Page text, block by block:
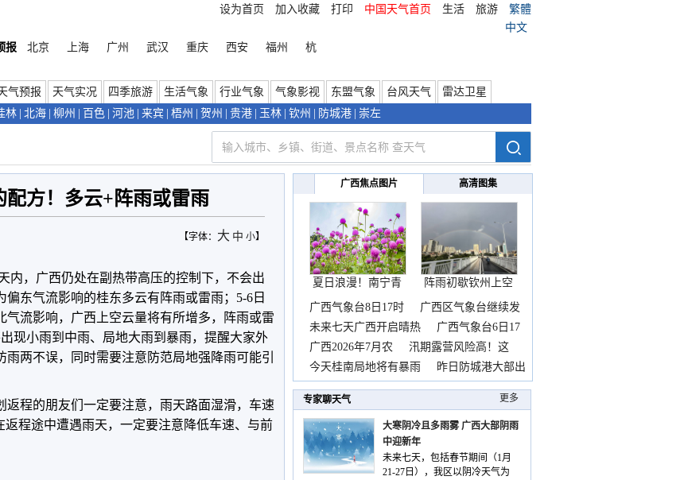
设为首页 加入收藏 打印 中国天气首页 生活 旅游
繁體
中文
报
北京 上海 广州 武汉 重庆 西安 福州
杭
气预报 天气实况 四季旅游 生活气象 行业气象 气象影视 东盟气象 台风天气
雷达卫星
林 北海 柳州 百色 河池 来宾 梧州 贺州 贵港 玉林 钦州 防城港 崇左
方！多云+阵雨或雷雨
【字体： 大 中 小】
内，广西仍处在副热带高压的控制下，不会出
东气流影响的桂东多云有阵雨或雷雨；5-6日
流影响，广西上空云量将有所增多，阵雨或雷
现小雨到中雨、局地大雨到暴雨，提醒大家外
两不误，同时需要注意防范局地强降雨可能引
返程的朋友们一定要注意，雨天路面湿滑，车速
程途中遭遇雨天，一定要注意降低车速、与前
广西焦点图片 高清图集
夏日浪漫！南宁青
秀山
阵雨初歇钦州上空
邂逅
广西气象台8日17时
广西区气象台继续发
布
未来七天广西开启晴热
广西气象台6日17
时
广西2026年7月农
汛期露营风险高！这
份
今天桂南局地将有暴雨
昨日防城港大部出
现暴
专家聊天气 更多
大寒阴冷且多雨雾 广西大部阴雨
中迎新年
未来七天，包括春节期间（1月
21-27日），我区以阴冷天气为